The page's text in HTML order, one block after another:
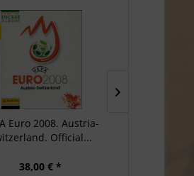
Euro 2008. Austria-
Official...
38,00 € *